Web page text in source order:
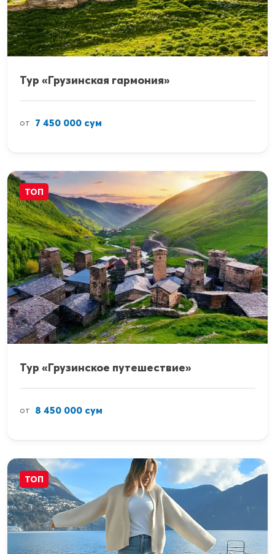
Тур «Грузинская гармония»
от 7 450 000 сум
ТОП
Тур «Грузинское путешествие»
от 8 450 000 сум
ТОП